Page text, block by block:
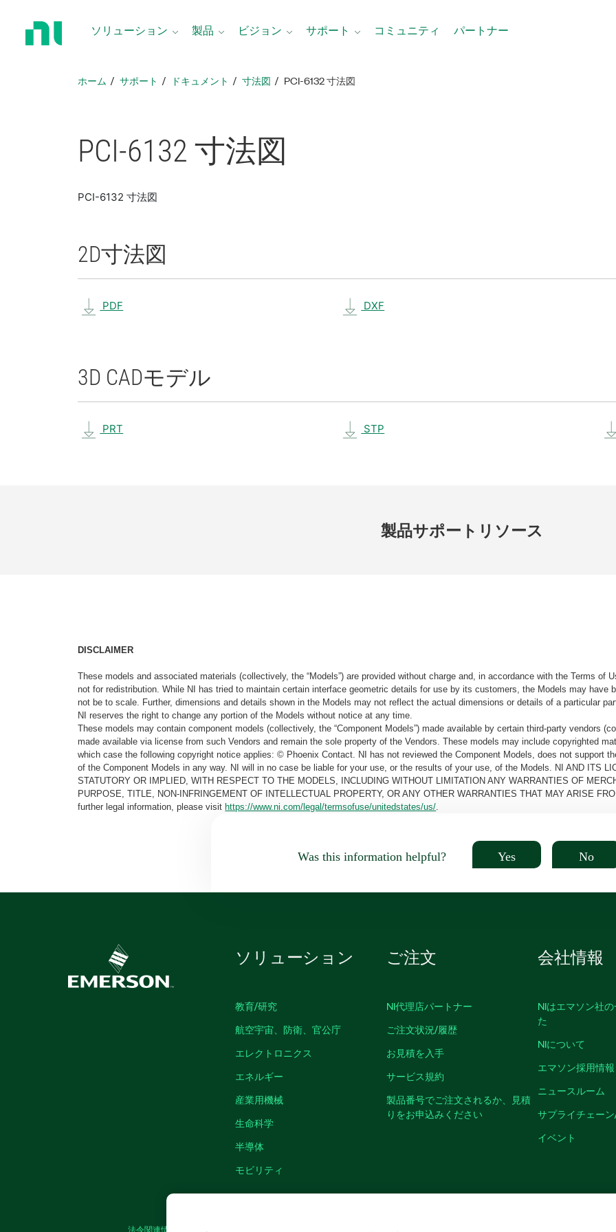
ソリューション 製品 ビジョン サポート コミュニティ パートナー
ホーム サポート ドキュメント 寸法図 PCI-6132 寸法図
PCI-6132 寸法図
PCI-6132 寸法図
2D寸法図
PDF DXF
3D CADモデル
PRT STP
製品サポート リソース
DISCLAIMER
These models and associated materials (collectively, the “Models”) are provided without charge and, in accordance with the Terms of
not for redistribution. While NI has tried to maintain certain interface geometric details for use by its customers, the Models may have
not be to scale. Further, dimensions and details shown in the Models may not reflect the actual dimensions or details of a particular
NI reserves the right to change any portion of the Models without notice at any time.
These models may contain component models (collectively, the “Component Models”) made available by certain third-party vendors
made available via license from such Vendors and remain the sole property of the Vendors. These models may include copyrighted
which case the following copyright notice applies: © Phoenix Contact. NI has not reviewed the Component Models, does not support
of the Component Models in any way. NI will in no case be liable for your use, or the results of your use, of the Models. NI AND ITS
STATUTORY OR IMPLIED, WITH RESPECT TO THE MODELS, INCLUDING WITHOUT LIMITATION ANY WARRANTIES OF
PURPOSE, TITLE, NON-INFRINGEMENT OF INTELLECTUAL PROPERTY, OR ANY OTHER WARRANTIES THAT MAY ARISE
further legal information, please visithttps://www.ni.com/legal/termsofuse/unitedstates/us/
Was this information helpful? Yes No
ソリューション
教育/研究
航空宇宙、防衛、官公庁
エレクトロニクス
エネルギー
産業用機械
生命科学
半導体
モビリティ
ご注文
NI代理店パートナー
ご注文状況/履歴
お見積を入手
サービス規約
製品番号でご注文されるか、見積
りをお申込みください
会社情報
NIはエマソン社
た
NIについて
エマソン採用情報
ニュースルーム
サプライチェー
イベント
法令関連情報 IMPRINT